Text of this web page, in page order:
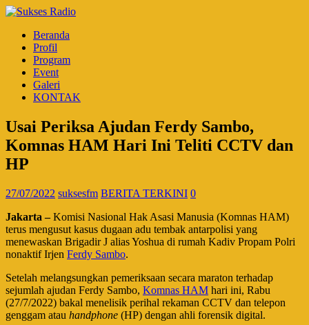
Beranda
Profil
Program
Event
Galeri
KONTAK
Usai Periksa Ajudan Ferdy Sambo,
Komnas HAM Hari Ini Teliti CCTV dan
HP
27/07/2022 suksesfm BERITA TERKINI 0
Jakarta –Komisi Nasional Hak Asasi Manusia (Komnas HAM)
terus mengusut kasus dugaan adu tembak antarpolisi yang
menewaskan Brigadir J alias Yoshua di rumah Kadiv Propam Polri
nonaktif Irjen Ferdy Sambo.
Setelah melangsungkan pemeriksaan secara maraton terhadap
sejumlah ajudan Ferdy Sambo, Komnas HAM hari ini, Rabu
(27/7/2022) bakal menelisik perihal rekaman CCTV dan telepon
genggam atau handphone (HP) dengan ahli forensik digital.